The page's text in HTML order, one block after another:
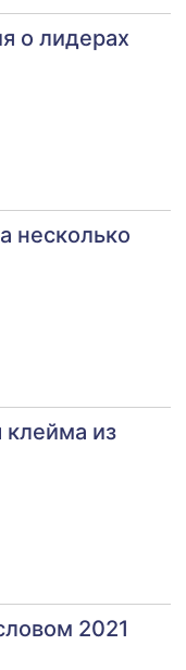
о лидерах
несколько
клейма из
2021